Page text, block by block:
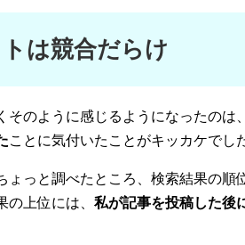
は競合だらけ
そのように感じるようになったのは
ことに気付いたことがキッカケでし
ょっと調べたところ、検索結果の順
の上位には、 私が記事を投稿した後